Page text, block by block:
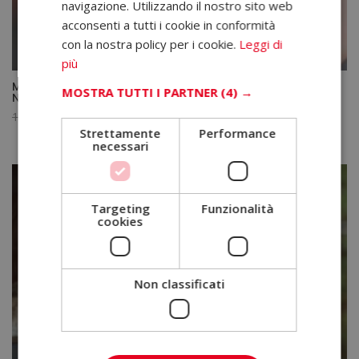
Master in Salute Mentale – Diploma Certificato da un
Notaio Europeo –
1.580,00 €Il
prezzo
originale
395,00€Il
prezzo
attuale
è:
navigazione. Utilizzando il nostro sito web
acconsenti a tutti i cookie in conformità
con la nostra policy per i cookie. Leggi di
più
MOSTRA TUTTI I PARTNER (4) →
Strettamente
necessari
Performance
Targeting
cookies
Funzionalità
Non classificati